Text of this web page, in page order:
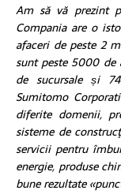
Am să vă prezint
Compania are o
afaceri de peste 2
sunt peste 5000 de
de sucursale și
Sumitomo
diferite domenii,
sisteme de
servicii pentru
energie, produse
bune rezultate«